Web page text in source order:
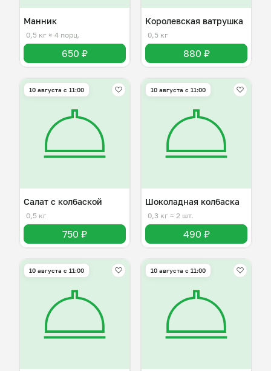
Манник
0,5 кг ≈ 4 порц.
650 ₽
Королевская ватрушка
0,5 кг
880 ₽
10 августа с 11:00
Салат с колбаской
0,5 кг
750 ₽
10 августа с 11:00
Шоколадная колбаска
0,3 кг ≈ 2 шт.
490 ₽
10 августа с 11:00 10 августа с 11:00